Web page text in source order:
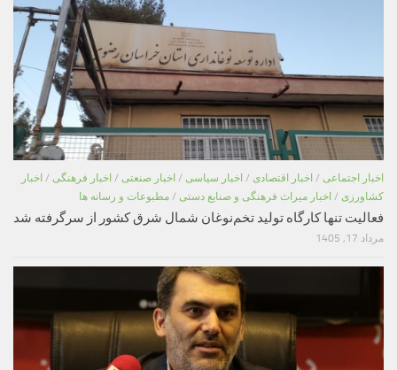
اخبار اجتماعی / اخبار اقتصادی / اخبار سیاسی / اخبار صنعتی / اخبار فرهنگی / اخبار
کشاورزی / اخبار میراث فرهنگی و صنایع دستی / مطبوعات و رسانه ها
فعالیت تنها کارگاه تولید تخم‌نوغان شمال شرق کشور از سرگرفته شد
مرداد 17, 1405